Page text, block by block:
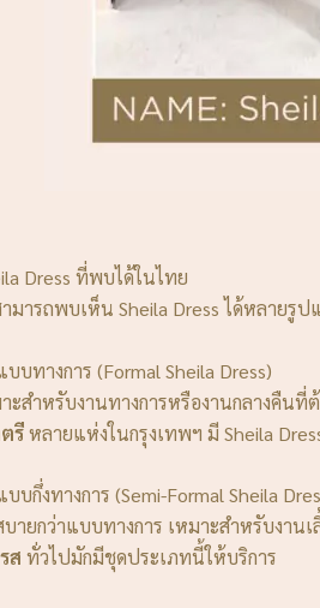
Dress ที่พบได้ในไทย
มารถพบเห็น Sheila Dress ได้หลาย
บบทางการ (Formal Sheila Dress)
ะสำหรับงานทางการหรืองานกลางคืน
รีหลายแห่งในกรุงเทพฯ มี Sheila
บบกึ่งทางการ (Semi-Formal Sheila
ายกว่าแบบทางการ เหมาะสำหรับงาน
ส ทั่วไปมักมีชุดประเภทนี้ให้บริการ